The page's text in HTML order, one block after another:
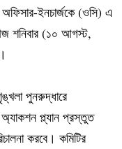
ইনচার্জকে (ওসি) এ
শনিবার (১০ আগস্ট,
পুনরুদ্ধারে
প্ল্যান প্রস্তুত
করবে। কমিটির